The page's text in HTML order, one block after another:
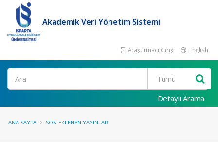
Akademik Veri Yönetim Sistemi
Araştırmacı Girişi English
Ara
Detaylı Arama
ANA SAYFA SON EKLENEN YAYINLAR